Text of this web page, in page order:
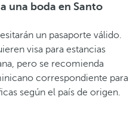
una boda en Santo
un pasaporte válido.
visa para estancias
pero se recomienda
correspondiente para
según el país de origen.